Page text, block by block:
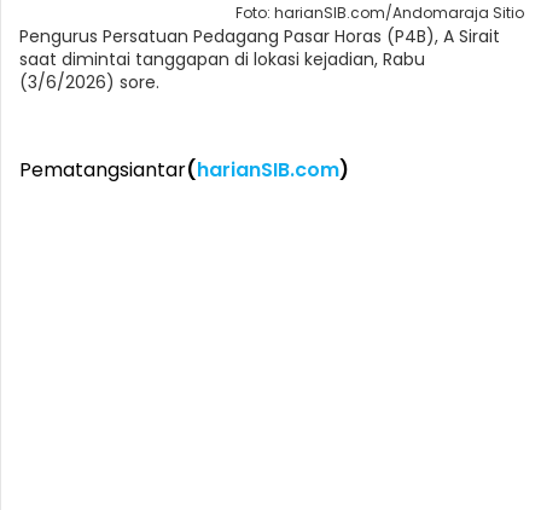
Foto: harianSIB.com/Andomaraja Sitio
Pengurus Persatuan Pedagang Pasar Horas (P4B), A Sirait
saat dimintai tanggapan di lokasi kejadian, Rabu
(3/6/2026) sore.
Pematangsiantar(harianSIB.com)